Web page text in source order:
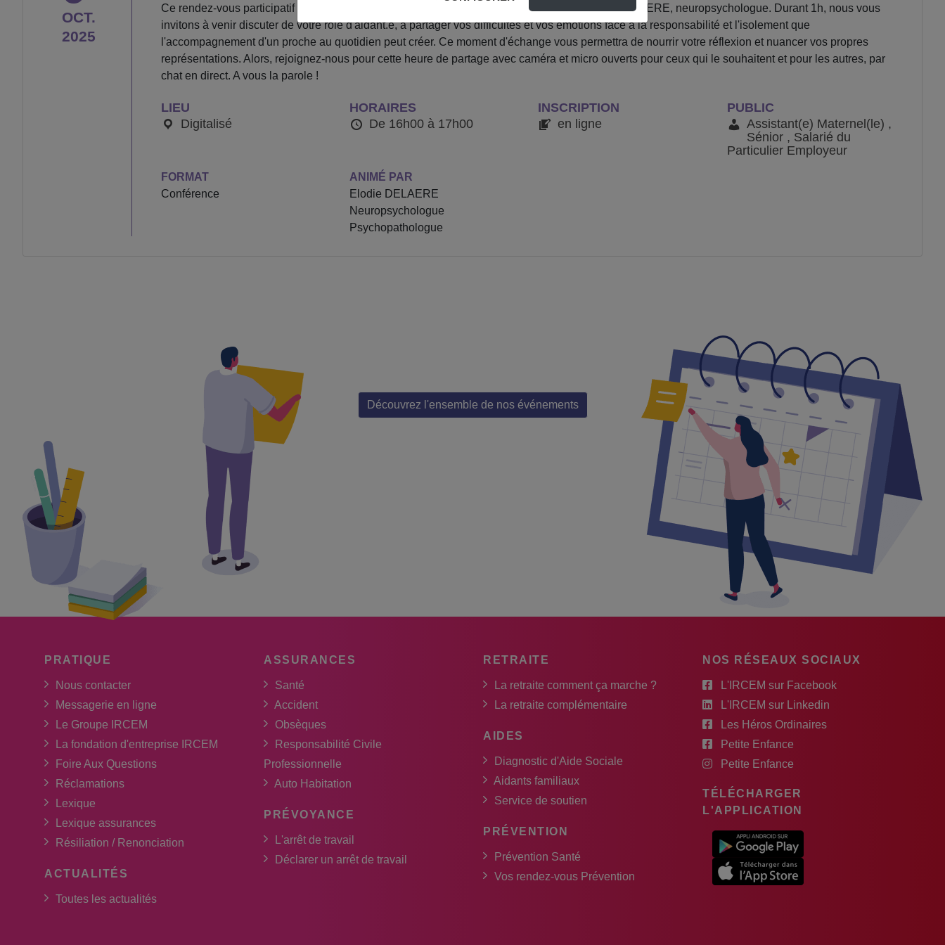
OCT.
2025
Ce rendez-vous participatif bi-mensuel, dédié aux aidants et aidantes, est animé par Elodie DELAERE, neuropsychologue. Durant 1h, nous vous
invitons à venir discuter de votre rôle d'aidant.e, à partager vos difficultés et vos émotions face à la responsabilité et l'isolement que
l'accompagnement d'un proche au quotidien peut créer. Ce moment d'échange vous permettra de nourrir votre réflexion et nuancer vos propres
représentations. Alors, rejoignez-nous pour cette heure de partage avec caméra et micro ouverts pour ceux qui le souhaitent et pour les autres, par
chat en direct. A vous la parole !
LIEU
Digitalisé
HORAIRES
De 16h00 à 17h00
INSCRIPTION
en ligne
PUBLIC
Assistant(e) Maternel(le) ,
Sénior , Salarié du
Particulier Employeur
FORMAT
Conférence
ANIMÉ PAR
Elodie DELAERE
Neuropsychologue
Psychopathologue
Découvrez l'ensemble de nos événements
PRATIQUE
Nous contacter
Messagerie en ligne
Le Groupe IRCEM
La fondation d'entreprise IRCEM
Foire Aux Questions
Réclamations
Lexique
Lexique assurances
Résiliation / Renonciation
ACTUALITÉS
Toutes les actualités
ASSURANCES
Santé
Accident
Obsèques
Responsabilité Civile
Professionnelle
Auto Habitation
PRÉVOYANCE
L'arrêt de travail
Déclarer un arrêt de travail
RETRAITE
La retraite comment ça marche ?
La retraite complémentaire
AIDES
Diagnostic d'Aide Sociale
Aidants familiaux
Service de soutien
PRÉVENTION
Prévention Santé
Vos rendez-vous Prévention
NOS RÉSEAUX SOCIAUX
L'IRCEM sur Facebook
L'IRCEM sur Linkedin
Les Héros Ordinaires
Petite Enfance
Petite Enfance
TÉLÉCHARGER
L'APPLICATION